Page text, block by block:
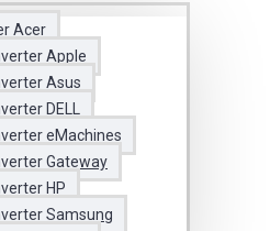
Acer
Apple
Asus
DELL
eMachines
Gateway
HP
Samsung